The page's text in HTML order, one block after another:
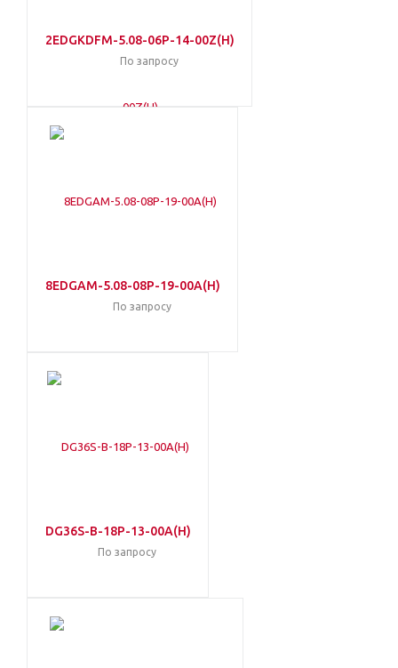
2EDGKDFM-5.08-06P-14-00Z(H)
По запросу
8EDGAM-5.08-08P-19-00A(H)
По запросу
DG36S-B-18P-13-00A(H)
По запросу